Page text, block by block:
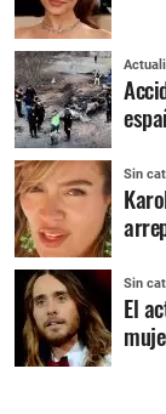
Sin
Sin
El